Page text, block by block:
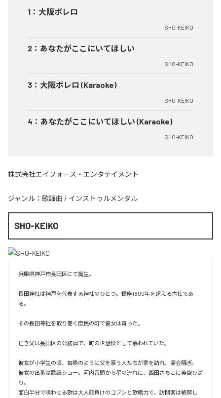
1 ： 大阪ボレロ
SHO-KEIKO
2 ： あなたがここにいてほしい
SHO-KEIKO
3 ： 大阪ボレロ (Karaoke)
SHO-KEIKO
4 ： あなたがここにいてほしい (Karaoke)
SHO-KEIKO
株式会社エイフォース・エンタテイメント
ジャンル： 歌謡曲 / インストゥルメンタル
SHO-KEIKO
兵庫県神戸市長田区にて誕生。
長田神社は神戸を代表する神社のひとつ。鎮座1800年を超える古社であ
る。
その長田神社を取り巻く庶民の町で彼女は育った。
亡き父は長田区の公務員で、町の世話役として慕われていた。
彼女が小学生の頃、毎晩のように父を慕う人たちが家を訪れ、宴会騒ぎ。
彼女の出番は歌謡ショー。河内音頭から星の流れに、西田さちこに美空ひば
り。
面白半分で唄わせる歌は大人顔負けのコブシと歌唱力で、訪問客は絶賛し